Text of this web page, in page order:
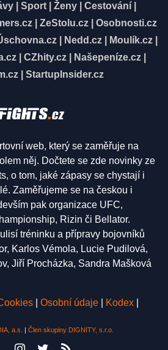
Sport Ženy Cestování
ZeStolu.cz
Osobnosti.cz
| Nedd.cz| Moulík.cz|
CZhity.cz Našepeníze.cz
StartupInsider.cz
web, který se zaměřuje na
něj. Dočtete se zde novinky ze
o tom, jaké zápasy se chystají i
Zaměřujeme se na českou i
pak organizace UFC,
Rizin či Bellator.
tréninku a přípravy bojovníků
Karlos Vémola, Lucie Pudilová,
Jiří Procházka, Sandra Mašková
Osobní údaje Kodex
a.s. | Člen skupiny DIGNITY, s.r.o.